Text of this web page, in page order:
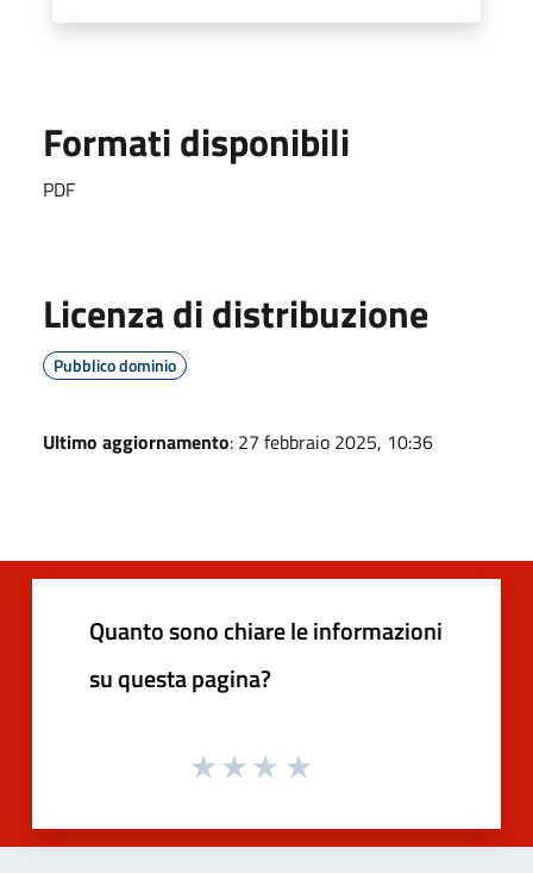
Formati disponibili
PDF
Licenza di distribuzione
Pubblico dominio
Ultimo aggiornamento: 27 febbraio 2025, 10:36
Quanto sono chiare le informazioni
su questa pagina?